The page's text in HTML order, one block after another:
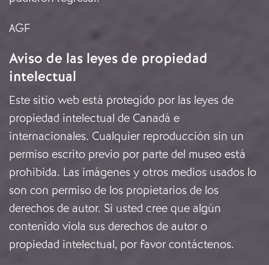
AGF
Aviso de las leyes de propiedad
intelectual
Este sitio web está protegido por las leyes de
propiedad intelectual de Canadá e
internacionales. Cualquier reproducción sin un
permiso escrito previo por parte del museo está
prohibida. Las imágenes y otros medios usados lo
son con permiso de los propietarios de los
derechos de autor. Si usted cree que algún
contenido viola sus derechos de autor o
propiedad intelectual, por favor contáctenos.